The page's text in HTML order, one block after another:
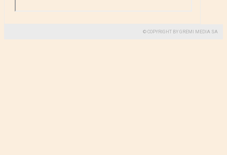
© COPYRIGHT BY GREMI MEDIA SA